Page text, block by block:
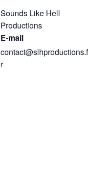
Sounds Like Hell
Productions
E-mail
contact@slhproductions.f
r